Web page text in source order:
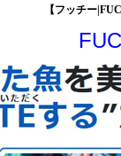
【フッチー